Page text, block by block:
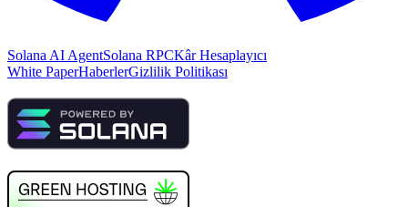
Solana AI AgentSolana RPCKâr Hesaplayıcı
White PaperHaberlerGizlilik Politikası